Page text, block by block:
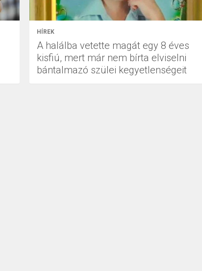
HÍREK
A halálba vetette magát egy 8 éves
kisfiú, mert már nem bírta elviselni
bántalmazó szülei kegyetlenségeit